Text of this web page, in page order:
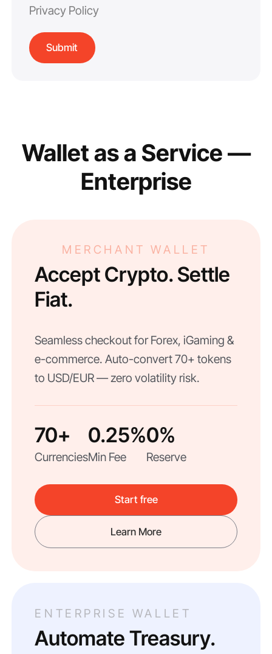
Privacy Policy
Wallet as a Service —
Enterprise
MERCHANT WALLET
Accept Crypto. Settle
Fiat.
Seamless checkout for Forex, iGaming &
e-commerce. Auto-convert 70+ tokens
to USD/EUR — zero volatility risk.
70+
Currencies
0.25%
Min Fee
0%
Reserve
Start free
Learn More
ENTERPRISE WALLET
Automate Treasury.